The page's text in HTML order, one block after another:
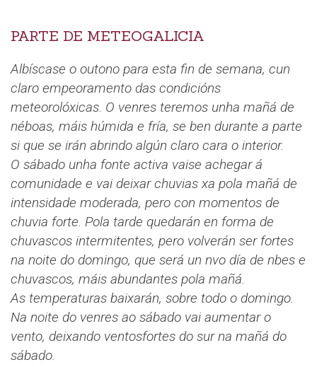
PARTE DE METEOGALICIA
Albíscase o outono para esta fin de semana, cun
claro empeoramento das condicións
meteorolóxicas. O venres teremos unha mañá de
néboas, máis húmida e fría, se ben durante a parte
si que se irán abrindo algún claro cara o interior.
O sábado unha fonte activa vaise achegar á
comunidade e vai deixar chuvias xa pola mañá de
intensidade moderada, pero con momentos de
chuvia forte. Pola tarde quedarán en forma de
chuvascos intermitentes, pero volverán ser fortes
na noite do domingo, que será un nvo día de nbes e
chuvascos, máis abundantes pola mañá.
As temperaturas baixarán, sobre todo o domingo.
Na noite do venres ao sábado vai aumentar o
vento, deixando ventosfortes do sur na mañá do
sábado.